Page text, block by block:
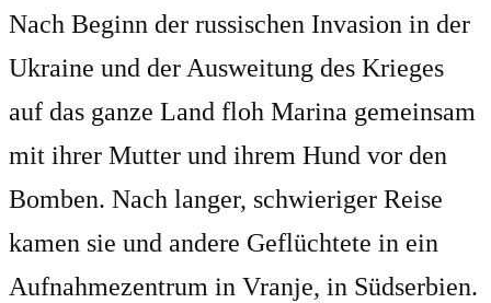
Nach Beginn der russischen Invasion in der
Ukraine und der Ausweitung des Krieges
auf das ganze Land floh Marina gemeinsam
mit ihrer Mutter und ihrem Hund vor den
Bomben. Nach langer, schwieriger Reise
kamen sie und andere Geflüchtete in ein
Aufnahmezentrum in Vranje, in Südserbien.